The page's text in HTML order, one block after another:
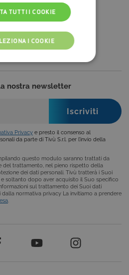
Sei un editore?
Clicca qui
nostra newsletter
Privacy e presto il consenso al
da parte di Tivù S.r.l. per l’invio della
questo modulo saranno trattati da
del trattamento, nel pieno rispetto della
dei dati personali. Tivù tratterà i Suoi
soltanto dopo aver acquisito il Suo specifico
sul trattamento dei Suoi dati
dalla normativa privacy La invitiamo a prendere
TUTTI I COOKIE
I COOKIE
Cookie analitici
Funzionalità
necessari per il corretto
una richiesta di
come la corretta
sito e dei suoi contenuti.